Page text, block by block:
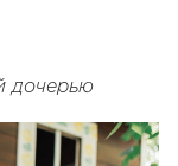
дочерью